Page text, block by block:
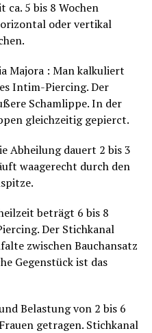
ca. 5 bis 8 Wochen
oder vertikal
Majora : Man kalkuliert
Intim-Piercing. Der
Schamlippe. In der
gleichzeitig gepierct.
Abheilung dauert 2 bis 3
waagerecht durch den
beträgt 6 bis 8
Der Stichkanal
zwischen Bauchansatz
Gegenstück ist das
Belastung von 2 bis 6
getragen. Stichkanal